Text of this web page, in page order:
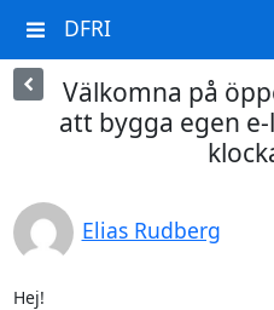
DFRI
Välkomna på
att bygga egen
Elias Rudberg
Hej!